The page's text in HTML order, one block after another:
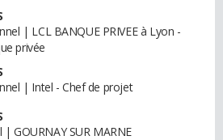
| LCL BANQUE PRIVEE à Lyon -
privée
| Intel - Chef de projet
GOURNAY SUR MARNE